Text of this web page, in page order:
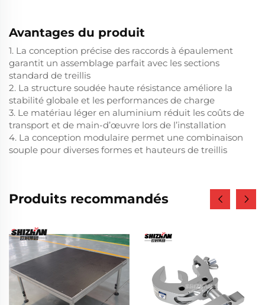
Avantages du produit
1. La conception précise des raccords à épaulement
garantit un assemblage parfait avec les sections
standard de treillis
2. La structure soudée haute résistance améliore la
stabilité globale et les performances de charge
3. Le matériau léger en aluminium réduit les coûts de
transport et de main-d’œuvre lors de l’installation
4. La conception modulaire permet une combinaison
souple pour diverses formes et hauteurs de treillis
Produits recommandés